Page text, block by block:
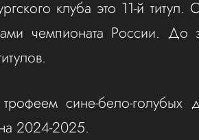
клуба это 11-й
чемпионата России. До
сине-бело-голубых
2024-2025.